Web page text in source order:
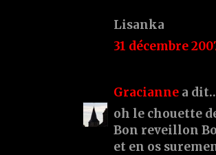
Lisanka
31 décembre
Gracianne a
oh le chouette
Bon reveillon
et en os